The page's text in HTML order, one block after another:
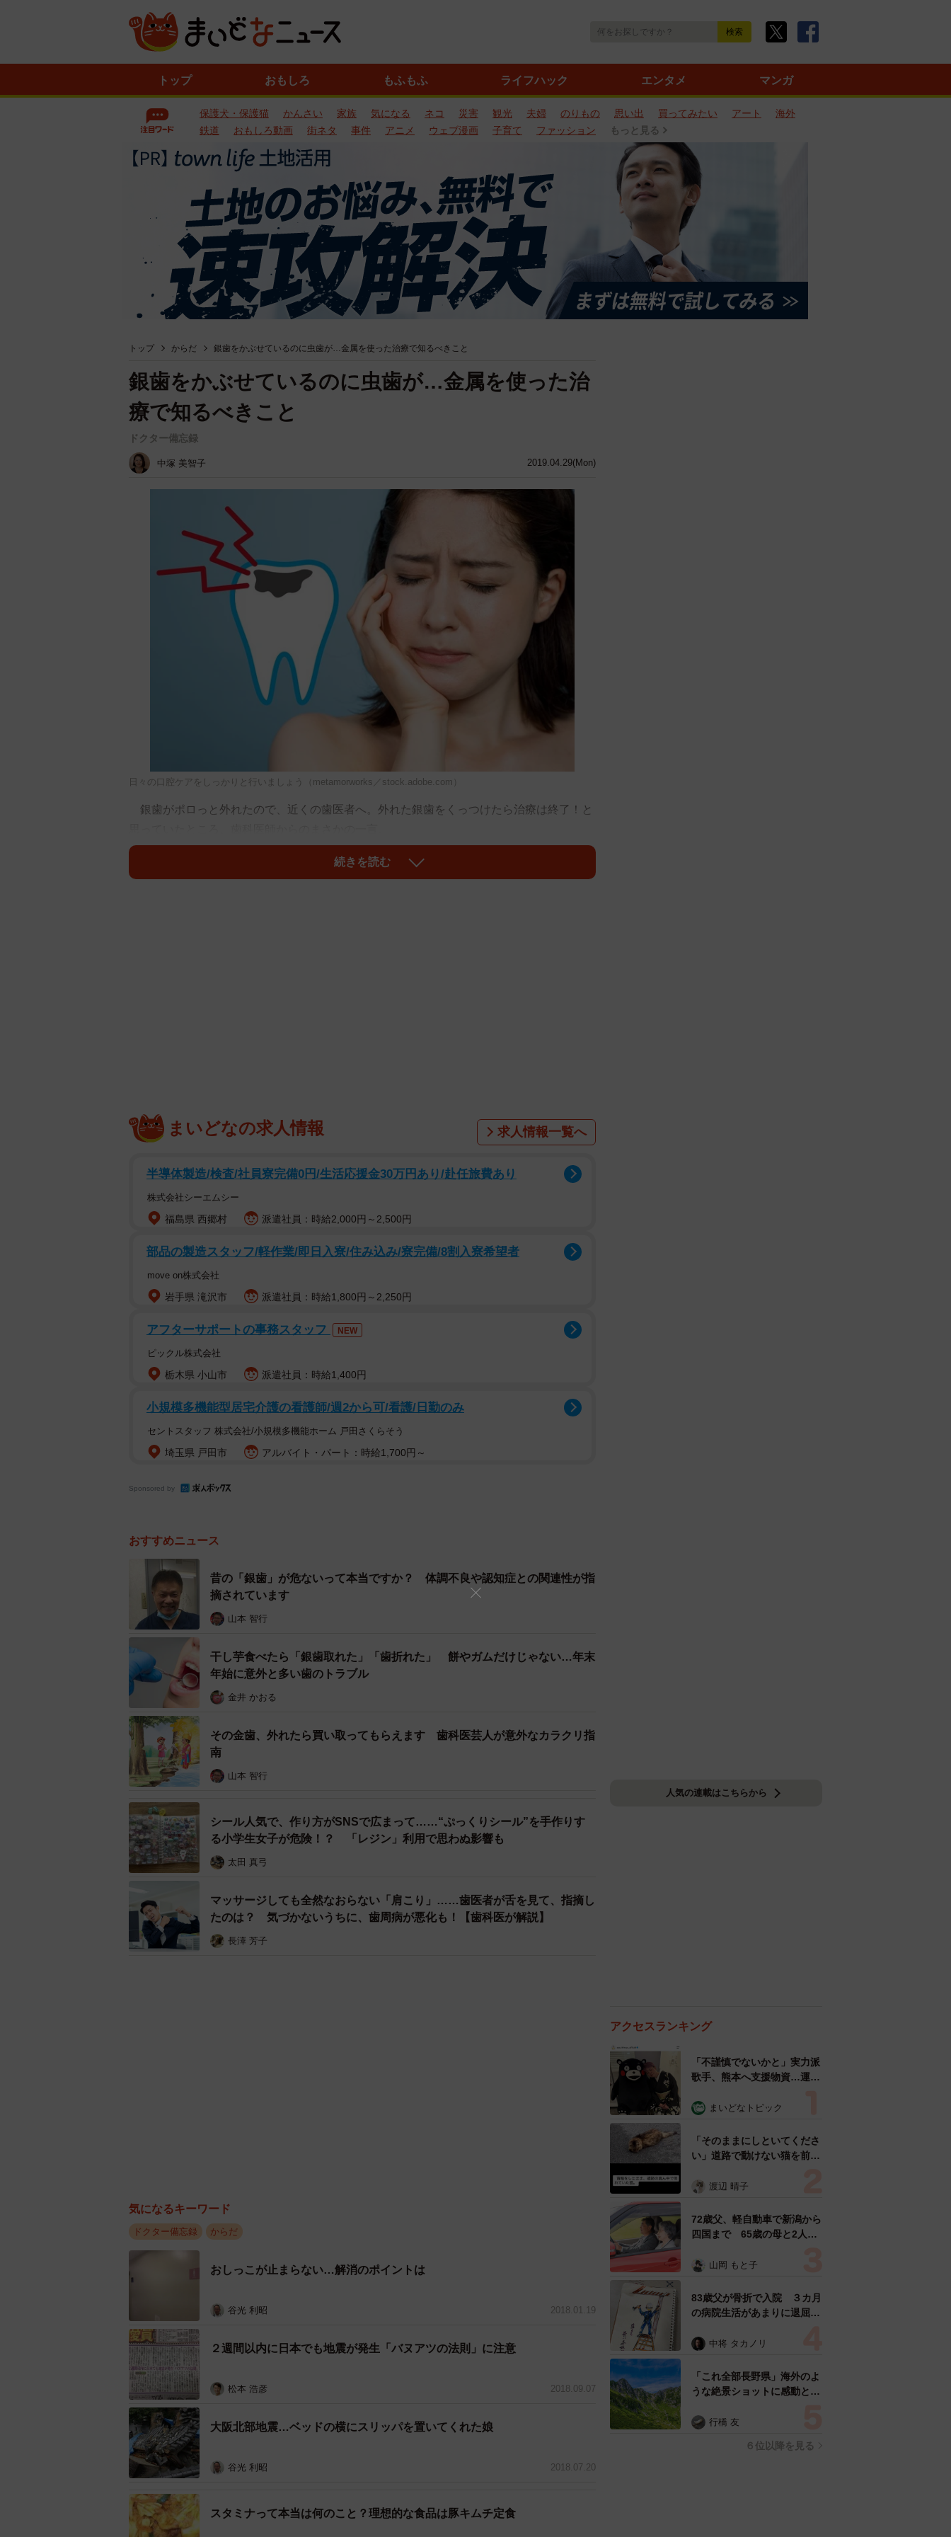
トップ おもしろ もふもふ ライフハック エンタメ マンガ
保護犬・保護猫 かんさい 家族 気になる ネコ 災害 観光 夫婦 のりもの 思い出 買ってみたい アート
海外
鉄道
おもしろ動画 街ネタ 事件 アニメ ウェブ漫画 子育て ファッション もっと見る
トップ からだ 銀歯をかぶせているのに虫歯が…金属を使った治療で知るべきこと
2019.04.29(Mon)
銀歯をかぶせているのに虫歯が…金属を使った治
療で知るべきこと
ドクター備忘録
中塚 美智子
日々の口腔ケアをしっかりと行いましょう（metamorworks／stock.adobe.com）
銀歯がポロっと外れたので、近くの歯医者へ。外れた銀歯をくっつけたら治療は終了！と
「あ～中が虫歯になってますね～。作り替えましょう。」「はあっ？かぶせ物してるのに
たりするとその部分の形態が合わなくなり、やはり隙間ができて虫歯や歯周病になってしま
います。
また口の中は温室のようなもので、湿気も十分。歯科用金属の中にはイオン化して溶け出
し、体の中のタンパク質と結合して、これまで体にはなかった新たな物質ができる場合があ
ります。これが体にとっては異物と認識され、アレルギー反応が起こるのです。
歯科用金属によるアレルギーは発症までに時間がかかり、直接触れていない手のひらや足
の裏に水ぶくれや膿のふくろのようなものができることもあります。金属の詰め物やかぶせ
物を外し、別の材料を使って治療することで症状は治まってきます。
ではなぜ歯科治療に金属が使われるのでしょう？かむ時に奥歯にかかる力は数十キログラ
負荷がかかることがあります。強い力に耐えられる材料として、以前から金属は用いられて
きました。また、健康保険適用の材料で治療を受けると、患者さんの経済的負担も軽くて済
みますね。
の治療について保険診療では使えない材料を用いた場合、一定の条件はあるものの、自費診
分の体にできるだけ問題が起こらない治療法を歯科医師とともに考え、選んでいただきたい
と思います。
続きを読む
まいどなの求人情報 求人情報一覧へ
半導体製造/検査/社員寮完備0円/生活応援金30万円あり/赴任旅費あり
株式会社シーエムシー
福島県 西郷村 派遣社員：時給2,000円～2,500円
部品の製造スタッフ/軽作業/即日入寮/住み込み/寮完備/8割入寮希望者
move on株式会社
岩手県 滝沢市 派遣社員：時給1,800円～2,250円
アフターサポートの事務スタッフ NEW
ピックル株式会社
栃木県 小山市 派遣社員：時給1,400円
小規模多機能型居宅介護の看護師/週2から可/看護/日勤のみ
セントスタッフ 株式会社/小規模多機能ホーム 戸田さくらそう
埼玉県 戸田市 アルバイト・パート：時給1,700円～
Sponsored by
おすすめニュース
昔の「銀歯」が危ないって本当ですか？ 体調不良や認知症との関連性が指
摘されています
山本 智行
干し芋食べたら「銀歯取れた」「歯折れた」 餅やガムだけじゃない…年末
年始に意外と多い歯のトラブル
金井 かおる
その金歯、外れたら買い取ってもらえます 歯科医芸人が意外なカラクリ指
南
山本 智行
シール人気で、作り方がSNSで広まって……“ぷっくりシール”を手作りす
る小学生女子が危険！？ 「レジン」利用で思わぬ影響も
太田 真弓
マッサージしても全然なおらない「肩こり」……歯医者が舌を見て、指摘し
たのは？ 気づかないうちに、歯周病が悪化も！【歯科医が解説】
長澤 芳子
気になるキーワード
ドクター備忘録 からだ
おしっこが止まらない…解消のポイントは
谷光 利昭 2018.01.19
２週間以内に日本でも地震が発生「バヌアツの法則」に注意
松本 浩彦 2018.09.07
大阪北部地震…ベッドの横にスリッパを置いてくれた娘
谷光 利昭 2018.07.20
スタミナって本当は何のこと？理想的な食品は豚キムチ定食
人気の連載はこちらから
アクセスランキング
「不謹慎でないかと」実力派
歌手、熊本へ支援物資…運搬
めらい 「痛いほど伝わる」
まいどなトピック
「そのままにしといてくださ
い」道路で動けない猫を前に
ようとした4日間 「命の重
表の訴え
渡辺 晴子
72歳父、軽自動車で新潟から
四国まで 65歳の母と2人で
憩まで分刻み… 「大学生で
山岡 もと子
83歳父が骨折で入院 ３カ月
の病院生活があまりに退屈で
い！」→スケッチブックを見
すよ…」
中将 タカノリ
「これ全部長野県」海外のよ
うな絶景ショットに感動と反
ったんだって気づいた」
行橋 友
６位以降を見る